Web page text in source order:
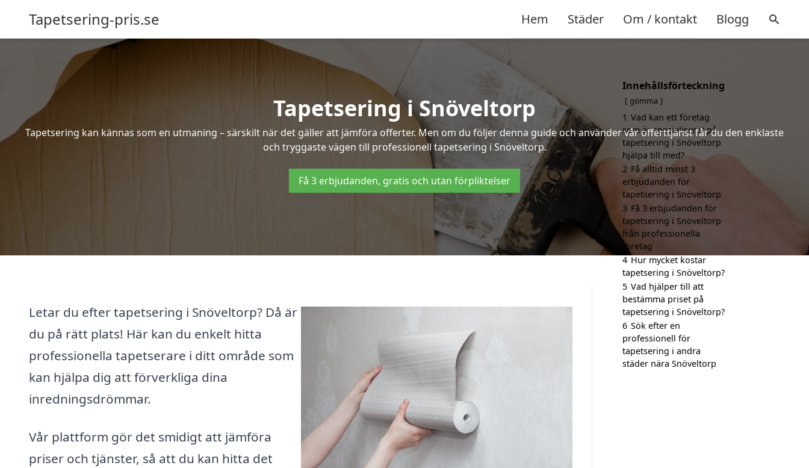
Tapetsering-pris.se Hem Städer Om / kontakt Blogg
Tapetsering i Snöveltorp
Tapetsering kan kännas som en utmaning – särskilt när det gäller att jämföra offerter. Men om du följer denna guide och använder vår offerttjänst får du den enklaste
och tryggaste vägen till professionell tapetsering i Snöveltorp.
Få 3 erbjudanden, gratis och utan förpliktelser
Letar du efter tapetsering i Snöveltorp? Då är
du på rätt plats! Här kan du enkelt hitta
professionella tapetserare i ditt område som
kan hjälpa dig att förverkliga dina
inredningsdrömmar.
Vår plattform gör det smidigt att jämföra
priser och tjänster, så att du kan hitta det
Innehållsförteckning
gömma
1 Vad kan ett företag
som är specialiserat på
tapetsering i Snöveltorp
hjälpa till med?
2 Få alltid minst 3
erbjudanden för
tapetsering i Snöveltorp
3 Få 3 erbjudanden för
tapetsering i Snöveltorp
från professionella
företag
4 Hur mycket kostar
tapetsering i Snöveltorp?
5 Vad hjälper till att
bestämma priset på
tapetsering i Snöveltorp?
6 Sök efter en
professionell för
tapetsering i andra
städer nära Snöveltorp